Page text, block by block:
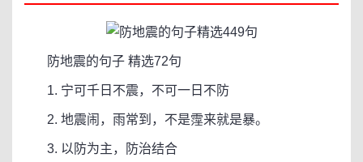
防地震的句子 精选72句
1. 宁可千日不震，不可一日不防
2. 地震闹，雨常到，不是霪来就是暴。
3. 以防为主，防治结合